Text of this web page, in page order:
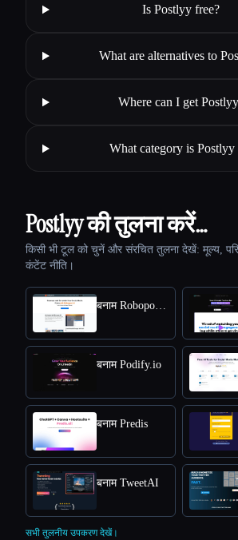
Is Postlyy free?
What are alternatives to
Where can I get
What category is Postlyy
Postlyy की तुलना करें…
किसी भी टूल को चुनें और संरचित तुलना देखें: मूल्य,
कंटेंट नीति।
बनाम Robopost AI
बनाम Podify.io
बनाम Predis
बनाम TweetAI
सभी तुलनीय उपकरण देखें।